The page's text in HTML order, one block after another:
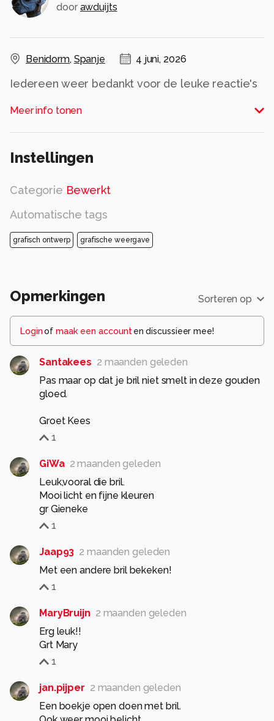
door awduijts
Benidorm, Spanje 4 juni, 2026
Iedereen weer bedankt voor de leuke reactie's
Meer info tonen
Instellingen
Categorie Bewerkt
Automatische tags
grafisch ontwerp grafische weergave
Opmerkingen Sorteren op
Loginof maak een account en discussieer mee!
Santakees 2 maanden geleden
Pas maar op dat je bril niet smelt in deze gouden
gloed.
Groet Kees
1
GiWa 2 maanden geleden
Leuk,vooral die bril.
Mooi licht en fijne kleuren
gr Gieneke
1
Jaap93 2 maanden geleden
Met een andere bril bekeken!
1
MaryBruijn 2 maanden geleden
Erg leuk!!
Grt Mary
1
jan.pijper 2 maanden geleden
Een boekje open doen met bril.